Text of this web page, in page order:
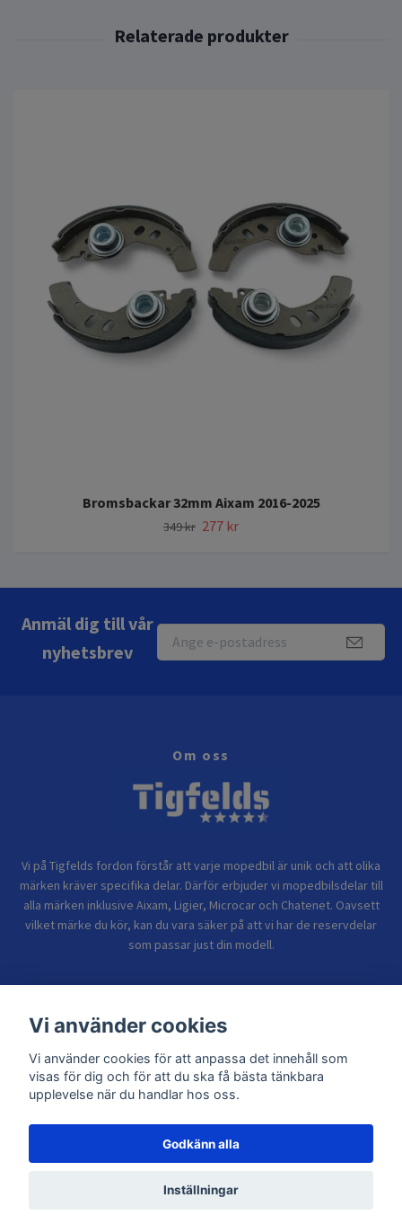
Bromsbackar 32mm Aixam 2016-2025
349 kr 277 kr
Anmäl dig till vår
nyhetsbrev
Om oss
Vi på Tigfelds fordon förstår att varje mopedbil är unik och att olika
märken kräver specifika delar. Därför erbjuder vi mopedbilsdelar till
alla märken inklusive Aixam, Ligier, Microcar och Chatenet. Oavsett
vilket märke du kör, kan du vara säker på att vi har de reservdelar
som passar just din modell.
Sidor
© 2026 TIGFELDS FORDON
Vi använder cookies
Vi använder cookies för att anpassa det innehåll som
visas för dig och för att du ska få bästa tänkbara
upplevelse när du handlar hos oss.
Godkänn alla
Inställningar